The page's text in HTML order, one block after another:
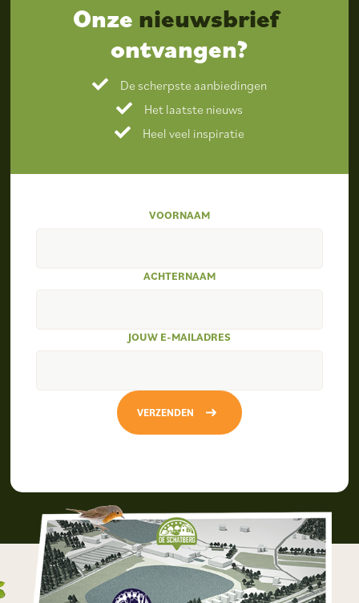
Onze nieuwsbrief
ontvangen?
De scherpste aanbiedingen
Het laatste nieuws
Heel veel inspiratie
VOORNAAM
ACHTERNAAM
JOUW E-MAILADRES
VERZENDEN